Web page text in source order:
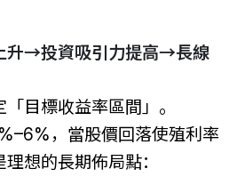
升→投資吸引力提高→長線
目標收益率區間」。
，當股價回落使殖利率
想的長期佈局點：